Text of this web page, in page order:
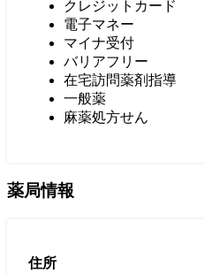
クレジットカード
電子マネー
マイナ受付
バリアフリー
在宅訪問薬剤指導
一般薬
麻薬処方せん
薬局情報
住所